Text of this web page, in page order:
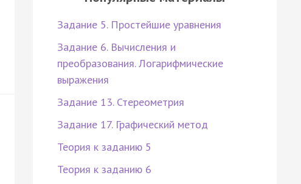
Задание 5. Простейшие уравнения
Задание 6. Вычисления и
преобразования. Логарифмические
выражения
Задание 13. Стереометрия
Задание 17. Графический метод
Теория к заданию 5
Теория к заданию 6